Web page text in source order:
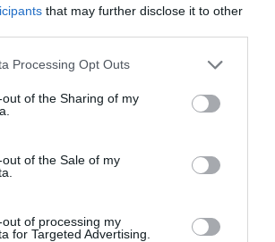
that may further disclose it to other
website/app uses one or more Google
visit or usage behaviour. You may click to
to Google and its third-party tags to
specified purposes in below Google
Processing Opt Outs
of the Sharing of my
of the Sale of my
of processing my
for Targeted Advertising.
ΚΑΙ ΤΑ ΠΑΡΑΚΑΤΩ